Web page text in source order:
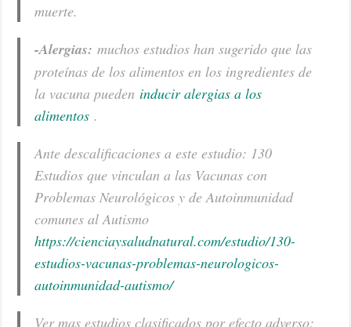
muerte.
-Alergias: muchos estudios han sugerido que las
proteínas de los alimentos en los ingredientes de
la vacuna pueden inducir alergias a los
alimentos .
Ante descalificaciones a este estudio: 130
Estudios que vinculan a las Vacunas con
Problemas Neurológicos y de Autoinmunidad
comunes al Autismo
https://cienciaysaludnatural.com/estudio/130-
estudios-vacunas-problemas-neurologicos-
autoinmunidad-autismo/
Ver mas estudios clasificados por efecto adverso: